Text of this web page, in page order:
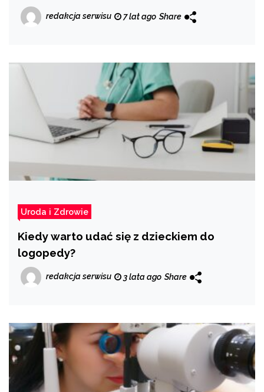
redakcja serwisu 7 lat ago Share
Uroda i Zdrowie
Kiedy warto udać się z dzieckiem do
logopedy?
redakcja serwisu 3 lata ago Share